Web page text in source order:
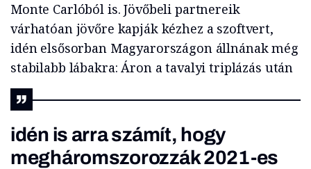
Monte Carlóból is. Jövőbeli partnereik
várhatóan jövőre kapják kézhez a szoftvert,
idén elsősorban Magyarországon állnának még
stabilabb lábakra: Áron a tavalyi triplázás után
idén is arra számít, hogy
megháromszorozzák 2021-es